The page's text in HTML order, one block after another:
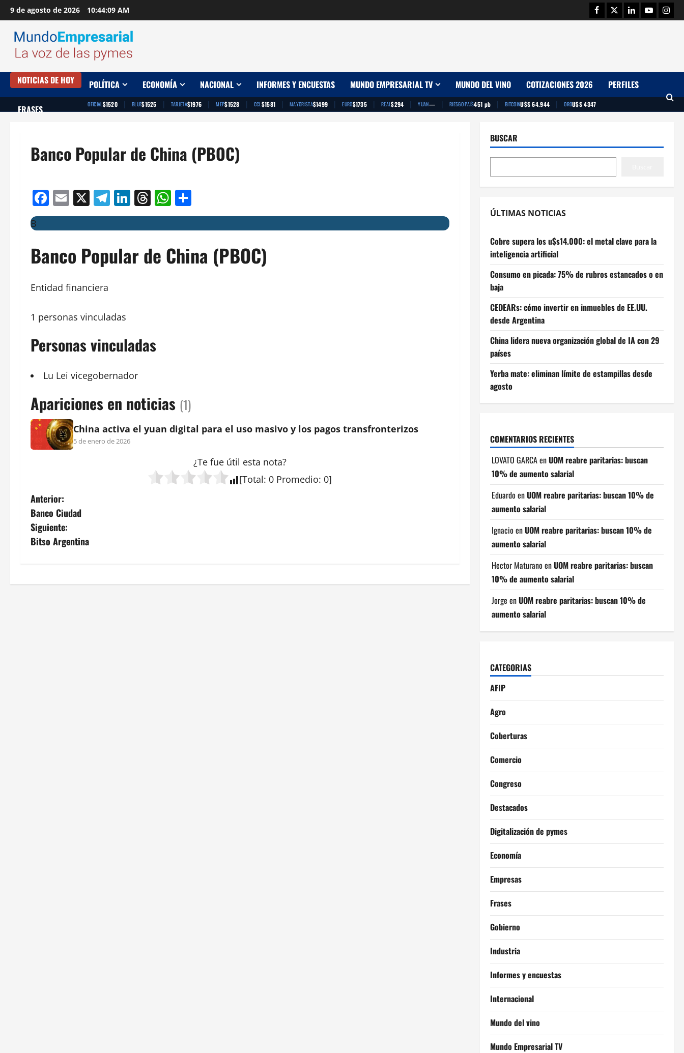
Saltar
al
contenido
9 de agosto de 2026 10:44:10 AM Facebook
TwitterLinkedinYoutube
NOTICIAS DE HOY POLÍTICA ECONOMÍA NACIONAL INFORMES Y ENCUESTAS MUNDO EMPRESARIAL TV MUNDO DEL VINO COTIZACIONES 2026 PERFILES
FRASES OFICIAL$1520 | BLUE$1525 | TARJETA$1976 | MEP$1528 | CCL$1581 | MAYORISTA$1499 | EURO$1735 | REAL$294 | YUAN— | RIESGO PAÍS451 pb | BITCOINU$S 64.944 | OROU$S 4347
Banco Popular de China (PBOC)
Facebook
Email
X Telegram
LinkedIn
Threads
WhatsApp
B
Banco Popular de China (PBOC)
Entidad financiera
1 personas vinculadas
Personas vinculadas
Lu Lei vicegobernador
Apariciones en noticias (1)
China activa el yuan digital para el uso masivo y los pagos transfronterizos
5 de enero de 2026
¿Te fue útil esta nota?
[Total: 0 Promedio: 0]
N
a
v
g
Anterior:
Banco Ciudad
Siguiente:
Bitso Argentina
BUSCAR
ÚLTIMAS NOTICIAS
Cobre supera los u$s14.000: el metal clave para la
inteligencia artificial
Consumo en picada: 75% de rubros estancados o en
baja
CEDEARs: cómo invertir en inmuebles de EE.UU.
desde Argentina
China lidera nueva organización global de IA con 29
países
Yerba mate: eliminan límite de estampillas desde
agosto
COMENTARIOS RECIENTES
LOVATO GARCAenUOM reabre paritarias: buscan
10% de aumento salarial
Eduardo enUOM reabre paritarias: buscan 10% de
aumento salarial
Ignacio enUOM reabre paritarias: buscan 10% de
aumento salarial
Hector Maturano enUOM reabre paritarias: buscan
10% de aumento salarial
Jorge enUOM reabre paritarias: buscan 10% de
aumento salarial
CATEGORIAS
AFIP
Agro
Coberturas
Comercio
Congreso
Destacados
Digitalización de pymes
Economía
Empresas
Frases
Gobierno
Industria
Informes y encuestas
Internacional
Mundo del vino
Mundo Empresarial TV